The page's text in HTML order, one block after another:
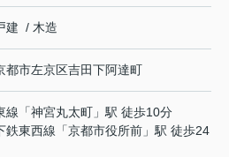
建 / 木造
都市左京区吉田下阿達町
線 「神宮丸太町 」駅 徒歩10分
鉄東西線 「京都市役所前 」駅 徒歩24